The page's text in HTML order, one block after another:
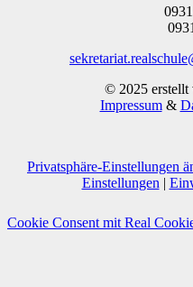
© 2025 erstellt
Impressum&
Privatsphäre-Einstellungen
Einstellungen |
Cookie Consent mit Real